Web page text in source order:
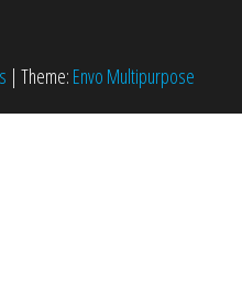
| Theme: Envo Multipurpose